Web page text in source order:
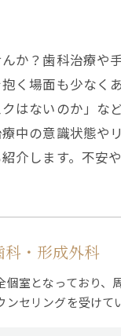
か？歯科治療
く場面も少な
はないのか」
中の意識状態
介します。不安
科・形成外科
個室となっており、
ンセリングを受けて